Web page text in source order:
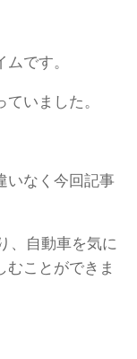
です。
いました。
いなく今回記事
、自動車を気に
むことができま